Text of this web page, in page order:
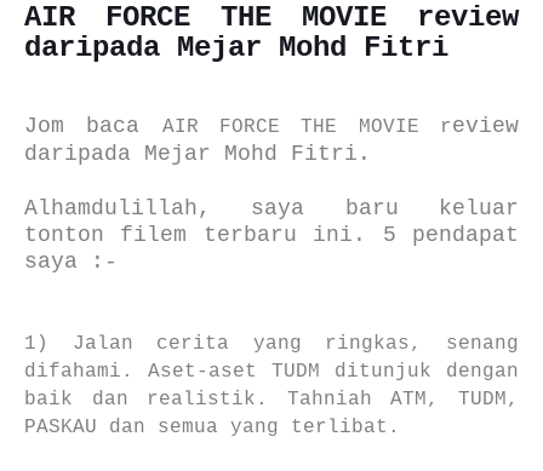
AIR FORCE THE MOVIE review
daripada Mejar Mohd Fitri
Jom baca AIR FORCE THE MOVIE review
daripada Mejar Mohd Fitri.
Alhamdulillah, saya baru keluar
tonton filem terbaru ini. 5 pendapat
saya :-
1) Jalan cerita yang ringkas, senang
difahami. Aset-aset TUDM ditunjuk dengan
baik dan realistik. Tahniah ATM, TUDM,
PASKAU dan semua yang terlibat.